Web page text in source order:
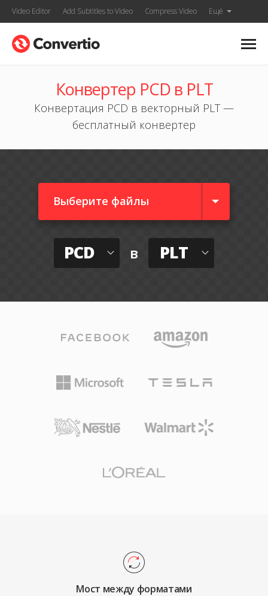
Video Editor Add Subtitles to Video Compress Video Ещё
Конвертер PCD в PLT
Конвертация PCD в векторный PLT —
бесплатный конвертер
Выберите файлы
PCD в PLT
Мост между форматами